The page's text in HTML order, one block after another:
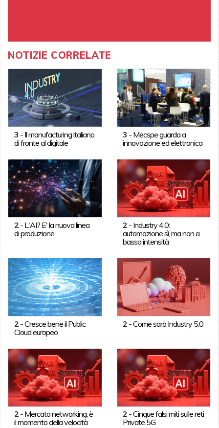
NOTIZIE CORRELATE
3 - Il manufacturing italiano
di fronte al digitale
3 - Mecspe guarda a
innovazione ed elettronica
2- L'AI? E' la nuova linea
di produzione.
2 - Industry 4.0:
automazione sì, ma non a
bassa intensità
2-Cresce bene il Public
Cloud europeo
2 -Come sarà Industry 5.0
2- Mercato networking, è
il momento della velocità
2 -Cinque falsi miti sulle reti
Private 5G